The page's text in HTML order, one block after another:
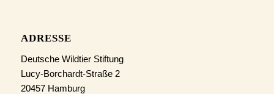
ADRESSE
Deutsche Wildtier Stiftung
Lucy-Borchardt-Straße 2
20457 Hamburg